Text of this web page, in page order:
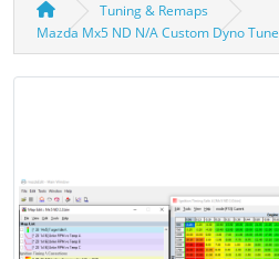
Tuning & Remaps
Mazda Mx5 ND N/A Custom Dyno Tune